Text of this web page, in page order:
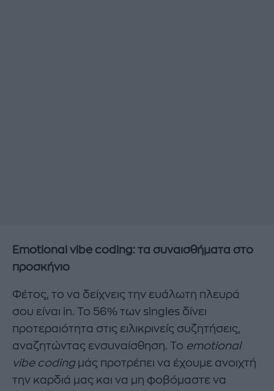
Emotional vibe coding: τα συναισθήματα στο
προσκήνιο
Φέτος, το να δείχνεις την ευάλωτη πλευρά
σου είναι in. Το 56% των singles δίνει
προτεραιότητα στις ειλικρινείς συζητήσεις,
αναζητώντας ενσυναίσθηση. Το emotional
vibe coding μάς προτρέπει να έχουμε ανοιχτή
την καρδιά μας και να μη φοβόμαστε να